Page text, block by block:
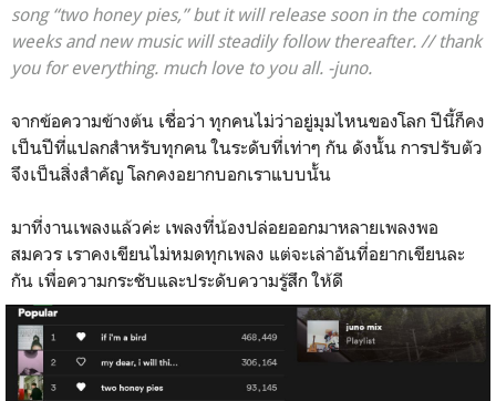
song “two honey pies,” but it will release soon in the coming
weeks and new music will steadily follow thereafter. // thank
you for everything. much love to you all. -juno.
จากข้อความข้างต้น เชื่อว่า ทุกคนไม่ว่าอยู่มุมไหนของโลก ปีนี้ก็คง
เป็นปีที่แปลกสำหรับทุกคน ในระดับที่เท่าๆ กัน ดังนั้น การปรับตัว
จึงเป็นสิ่งสำคัญ โลกคงอยากบอกเราแบบนั้น
มาที่งานเพลงแล้วค่ะ เพลงที่น้องปล่อยออกมาหลายเพลงพอ
สมควร เราคงเขียนไม่หมดทุกเพลง แต่จะเล่าอันที่อยากเขียนละ
กัน เพื่อความกระชับและประดับความรู้สึก ให้ดี